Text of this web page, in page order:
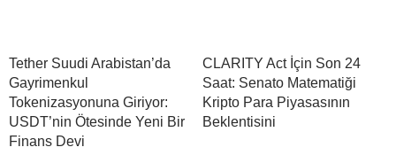
Tether Suudi Arabistan’da
Gayrimenkul
Tokenizasyonuna Giriyor:
USDT’nin Ötesinde Yeni Bir
Finans Devi
CLARITY Act İçin Son 24
Saat: Senato Matematiği
Kripto Para Piyasasının
Beklentisini